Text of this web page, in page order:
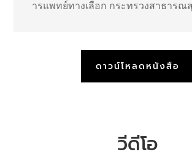
ารแพทย์ทางเลือก กระทรวงสาธารณ
ดาวน์โหลดหนังสือ
วีดีโอ